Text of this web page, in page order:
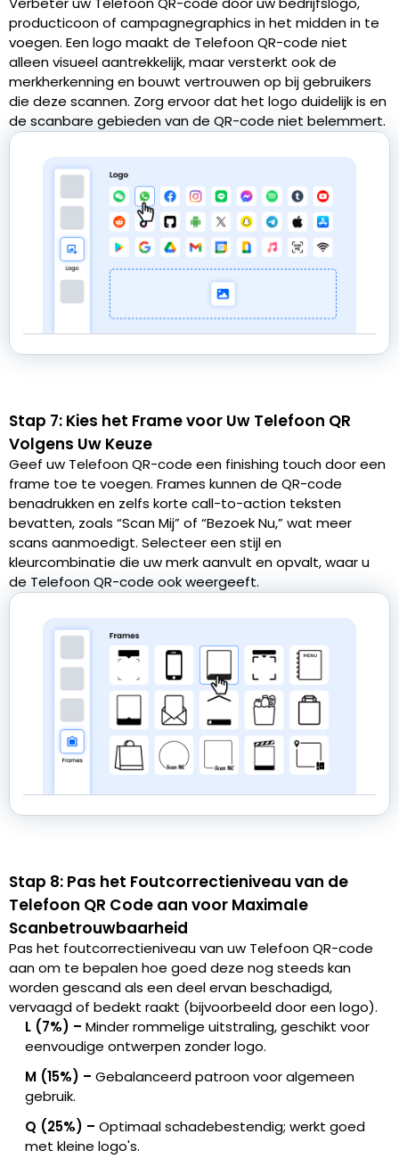
producticoon of campagnegraphics in het midden in te
voegen. Een logo maakt de Telefoon QR-code niet
alleen visueel aantrekkelijk, maar versterkt ook de
merkherkenning en bouwt vertrouwen op bij gebruikers
die deze scannen. Zorg ervoor dat het logo duidelijk is en
de scanbare gebieden van de QR-code niet belemmert.
Stap 7: Kies het Frame voor Uw Telefoon QR
Volgens Uw Keuze
Geef uw Telefoon QR-code een finishing touch door een
frame toe te voegen. Frames kunnen de QR-code
benadrukken en zelfs korte call-to-action teksten
bevatten, zoals “Scan Mij” of “Bezoek Nu,” wat meer
scans aanmoedigt. Selecteer een stijl en
kleurcombinatie die uw merk aanvult en opvalt, waar u
de Telefoon QR-code ook weergeeft.
Stap 8: Pas het Foutcorrectieniveau van de
Telefoon QR Code aan voor Maximale
Scanbetrouwbaarheid
Pas het foutcorrectieniveau van uw Telefoon QR-code
aan om te bepalen hoe goed deze nog steeds kan
worden gescand als een deel ervan beschadigd,
vervaagd of bedekt raakt (bijvoorbeeld door een logo).
L (7%) – Minder rommelige uitstraling, geschikt voor
eenvoudige ontwerpen zonder logo.
M (15%) – Gebalanceerd patroon voor algemeen
gebruik.
Q (25%) – Optimaal schadebestendig; werkt goed
met kleine logo's.